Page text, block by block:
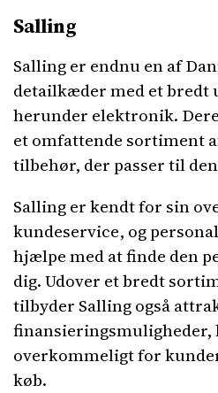
Salling
Salling er endnu en af
detailkæder med et bredt
herunder elektronik.
et omfattende sortiment
tilbehør, der passer til
Salling er kendt for sin
kundeservice, og
hjælpe med at finde den
dig. Udover et bredt
tilbyder Salling også
finansieringsmuligheder,
overkommeligt for
køb.